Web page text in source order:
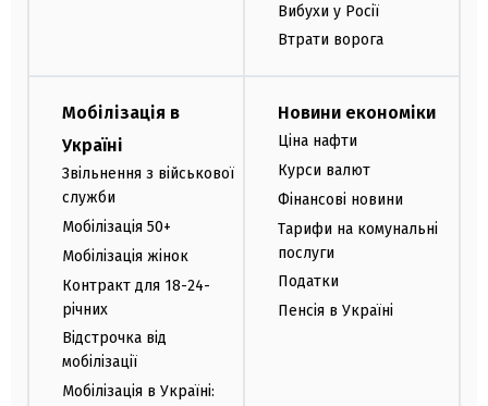
Вибухи у Росії
Втрати ворога
Мобілізація в
Україні
Звільнення з військової
служби
Мобілізація 50+
Мобілізація жінок
Контракт для 18-24-
річних
Відстрочка від
мобілізації
Мобілізація в Україні:
Новини економіки
Ціна нафти
Курси валют
Фінансові новини
Тарифи на комунальні
послуги
Податки
Пенсія в Україні